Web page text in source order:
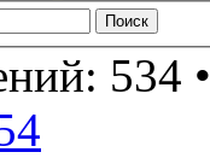
534 •